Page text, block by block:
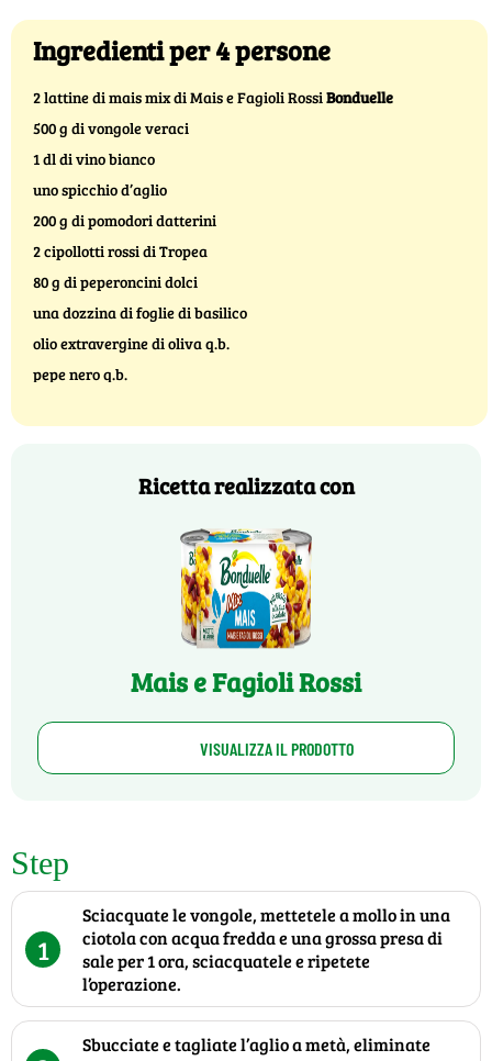
Ingredienti per 4 persone
2 lattine di mais mix di Mais e Fagioli RossiBonduelle
500 g di vongole veraci
1 dl di vino bianco
uno spicchio d’aglio
200 g di pomodori datterini
2 cipollotti rossi di Tropea
80 g di peperoncini dolci
una dozzina di foglie di basilico
olio extravergine di oliva q.b.
pepe nero q.b.
Ricetta realizzata con
Mais e Fagioli Rossi
VISUALIZZA IL PRODOTTO
Step
1
Sciacquate le vongole, mettetele a mollo in una
ciotola con acqua fredda e una grossa presa di
sale per 1 ora, sciacquatele e ripetete
l’operazione.
Sbucciate e tagliate l’aglio a metà, eliminate